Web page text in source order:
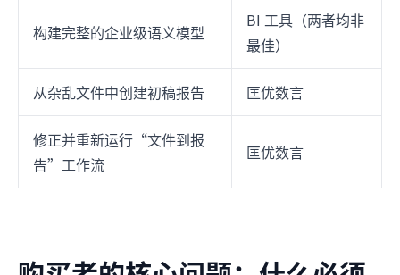
构建完整的企业级语义模型
BI 工具（两者均非
最佳）
从杂乱文件中创建初稿报告 匡优数言
修正并重新运行“文件到报
告”工作流
匡优数言